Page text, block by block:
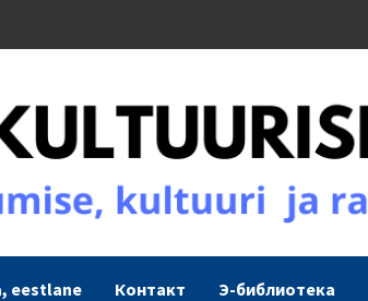
eestlane Контакт Э-библиотека